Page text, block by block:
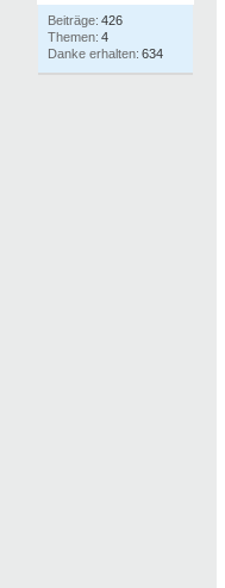
426
4
634